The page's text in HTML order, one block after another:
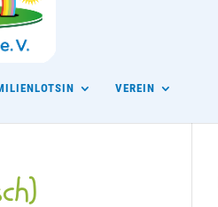
VEREIN